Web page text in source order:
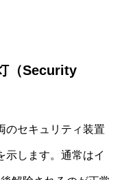
（Security
のセキュリティ装置
示します。通常はイ